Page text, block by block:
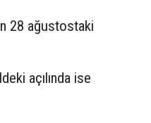
28 ağustostaki
açılında ise